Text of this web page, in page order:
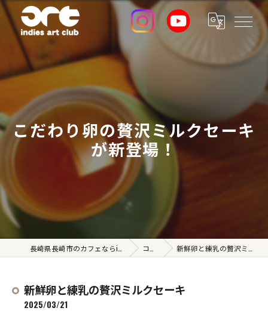
こだわり卵の贅沢ミルクセーキ
が新登場！
コラム 新鮮卵と練乳の贅沢ミルクセーキ
新鮮卵と練乳の贅沢ミルクセーキ
2025/03/21